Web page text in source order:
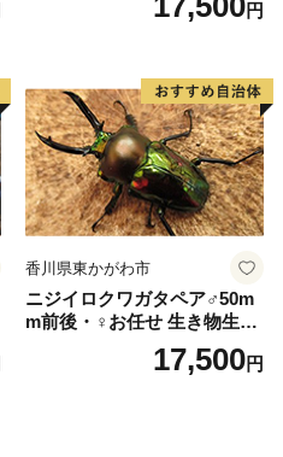
円
香川県東かがわ市
ニジイロクワガタペア♂50m
m前後・♀お任せ 生き物生き
17,500円